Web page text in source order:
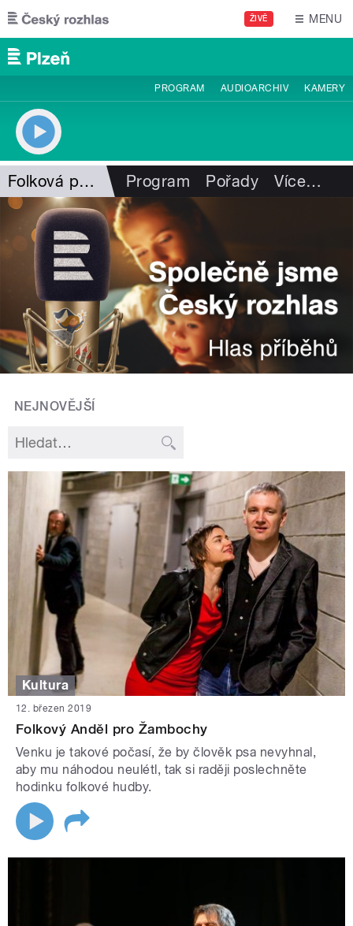
Přejít k hlavnímu obsahu
ŽIVĚ MENU
PROGRAM AUDIOARCHIV KAMERY
Folková pohlazení Program Pořady Více…
NEJNOVĚJŠÍ
Kultura
12. březen 2019
Folkový Anděl pro Žambochy
Venku je takové počasí, že by člověk psa nevyhnal,
aby mu náhodou neulétl, tak si raději poslechněte
hodinku folkové hudby.